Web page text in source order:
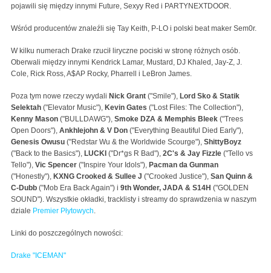
pojawili się między innymi Future, Sexyy Red i PARTYNEXTDOOR.
Wśród producentów znaleźli się Tay Keith, P-LO i polski beat maker Sem0r.
W kilku numerach Drake rzucił liryczne pociski w stronę różnych osób.
Oberwali między innymi Kendrick Lamar, Mustard, DJ Khaled, Jay-Z, J.
Cole, Rick Ross, A$AP Rocky, Pharrell i LeBron James.
Poza tym nowe rzeczy wydali Nick Grant ("Smile"), Lord Sko & Statik
Selektah ("Elevator Music"), Kevin Gates ("Lost Files: The Collection"),
Kenny Mason ("BULLDAWG"), Smoke DZA & Memphis Bleek ("Trees
Open Doors"), Ankhlejohn & V Don ("Everything Beautiful Died Early"),
Genesis Owusu ("Redstar Wu & the Worldwide Scourge"), ShittyBoyz
("Back to the Basics"), LUCKI ("Dr*gs R Bad"), 2C's & Jay Fizzle ("Tello vs
Tello"), Vic Spencer ("Inspire Your Idols"), Pacman da Gunman
("Honestly"), KXNG Crooked & Sullee J ("Crooked Justice"), San Quinn &
C-Dubb ("Mob Era Back Again") i 9th Wonder, JADA & S14H ("GOLDEN
SOUND"). Wszystkie okładki, tracklisty i streamy do sprawdzenia w naszym
dziale Premier Płytowych.
Linki do poszczególnych nowości:
Drake "ICEMAN"